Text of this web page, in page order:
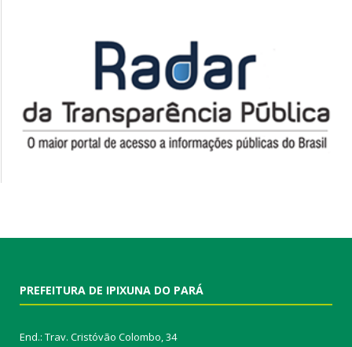
PREFEITURA DE IPIXUNA DO PARÁ
End.: Trav. Cristóvão Colombo, 34